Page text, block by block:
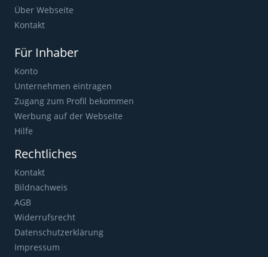
Über Webseite
Kontakt
Für Inhaber
Konto
Unternehmen eintragen
Zugang zum Profil bekommen
Werbung auf der Webseite
Hilfe
Rechtliches
Kontakt
Bildnachweis
AGB
Widerrufsrecht
Datenschutzerklärung
Impressum